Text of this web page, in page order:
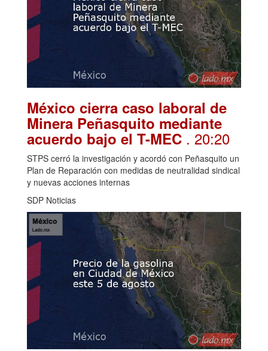
México cierra caso laboral de
Minera Peñasquito mediante
acuerdo bajo el T-MEC . 20:20
STPS cerró la investigación y acordó con Peñasquito un
Plan de Reparación con medidas de neutralidad sindical
y nuevas acciones internas
SDP Noticias